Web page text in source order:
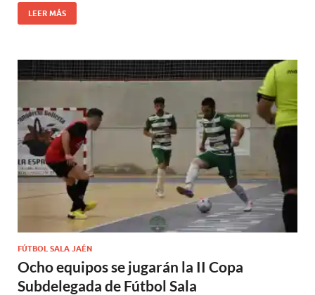
LEER MÁS
FÚTBOL SALA JAÉN
Ocho equipos se jugarán la II Copa
Subdelegada de Fútbol Sala